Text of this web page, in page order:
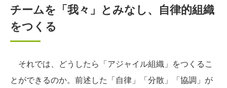
チームを「我々」とみなし、自律的組織
をつくる
それでは、どうしたら「アジャイル組織」をつくるこ
とができるのか。前述した「自律」「分散」「協調」が